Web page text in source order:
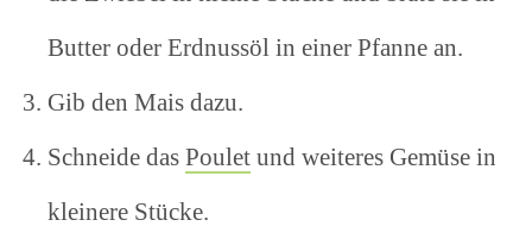
Butter oder Erdnussöl in einer Pfanne an.
Gib den Mais dazu.
Schneide das Poulet und weiteres Gemüse in
kleinere Stücke.